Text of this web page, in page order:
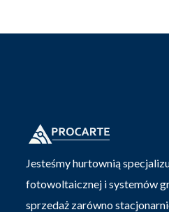
Jesteśmy hurtownią
fotowoltaicznej i systemów
sprzedaż zarówno